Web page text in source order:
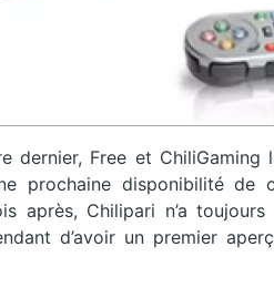
dernier, Free et
prochaine disponibilité de
après, Chilipari n’a
d’avoir un premier